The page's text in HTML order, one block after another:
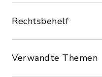
Rechtsbehelf
Verwandte Themen